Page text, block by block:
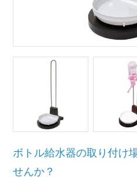
ボトル給水器の取り付け
せんか？